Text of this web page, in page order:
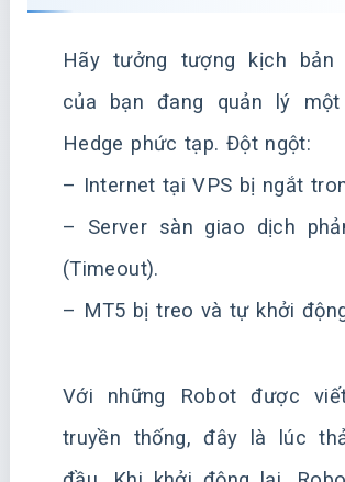
Hãy tưởng tượng kịch bản
của bạn đang quản lý
Hedge phức tạp. Đột ngột:
– Internet tại VPS bị ngắt
– Server sàn giao dịch
(Timeout).
– MT5 bị treo và tự khởi
Với những Robot được
truyền thống, đây là lúc